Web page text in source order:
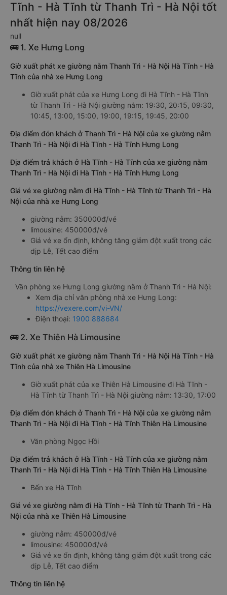
Tĩnh - Hà Tĩnh từ Thanh Trì - Hà Nội tốt
nhất hiện nay 08/2026
null
🚌 1. Xe Hưng Long
Giờ xuất phát xe giường nằm Thanh Trì - Hà Nội Hà Tĩnh - Hà
Tĩnh của nhà xe Hưng Long
Giờ xuất phát của xe Hưng Long đi Hà Tĩnh - Hà Tĩnh
từ Thanh Trì - Hà Nội giường nằm: 19:30, 20:15, 09:30,
10:45, 13:00, 15:00, 19:00, 19:15, 19:45, 20:00
Địa điểm đón khách ở Thanh Trì - Hà Nội của xe giường nằm
Thanh Trì - Hà Nội đi Hà Tĩnh - Hà Tĩnh Hưng Long
Địa điểm trả khách ở Hà Tĩnh - Hà Tĩnh của xe giường nằm
Thanh Trì - Hà Nội đi Hà Tĩnh - Hà Tĩnh Hưng Long
Giá vé xe giường nằm đi Hà Tĩnh - Hà Tĩnh từ Thanh Trì - Hà
Nội của nhà xe Hưng Long
giường nằm: 350000đ/vé
limousine: 450000đ/vé
Giá vé xe ổn định, không tăng giảm đột xuất trong các
dịp Lễ, Tết cao điểm
Thông tin liên hệ
Văn phòng xe Hưng Long giường nằm ở Thanh Trì - Hà Nội:
Xem địa chỉ văn phòng nhà xe Hưng Long:
https://vexere.com/vi-VN/
Điện thoại: 1900 888684
🚌 2. Xe Thiên Hà Limousine
Giờ xuất phát xe giường nằm Thanh Trì - Hà Nội Hà Tĩnh - Hà
Tĩnh của nhà xe Thiên Hà Limousine
Giờ xuất phát của xe Thiên Hà Limousine đi Hà Tĩnh -
Hà Tĩnh từ Thanh Trì - Hà Nội giường nằm: 13:30, 17:00
Địa điểm đón khách ở Thanh Trì - Hà Nội của xe giường nằm
Thanh Trì - Hà Nội đi Hà Tĩnh - Hà Tĩnh Thiên Hà Limousine
Văn phòng Ngọc Hồi
Địa điểm trả khách ở Hà Tĩnh - Hà Tĩnh của xe giường nằm
Thanh Trì - Hà Nội đi Hà Tĩnh - Hà Tĩnh Thiên Hà Limousine
Bến xe Hà Tĩnh
Giá vé xe giường nằm đi Hà Tĩnh - Hà Tĩnh từ Thanh Trì - Hà
Nội của nhà xe Thiên Hà Limousine
giường nằm: 450000đ/vé
limousine: 450000đ/vé
Giá vé xe ổn định, không tăng giảm đột xuất trong các
dịp Lễ, Tết cao điểm
Thông tin liên hệ